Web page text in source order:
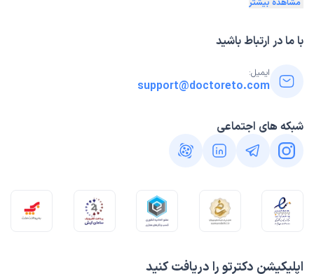
فاطمه
این پزشک را پیشنهاد میکنم
من فقط تونستم یک بار با خانم دکتر صحبت کنم برای معاینه ی
بعدی بهم گفتن مطب بسته شده و نبودن هرچی زنگ میزنم به
مطب کسی برنمیداره و بار ها رفتم بسته بوده نوبت دهی انلاین
ناهید
نوبت مطب از دکترتو
این پزشک را پیشنهاد میکنم
اپلیکیشن دکترتو را دریافت کنید
مشاهده بیشتر
با ما در ارتباط باشید
ایمیل:
support@doctoreto.com
شبکه های اجتماعی